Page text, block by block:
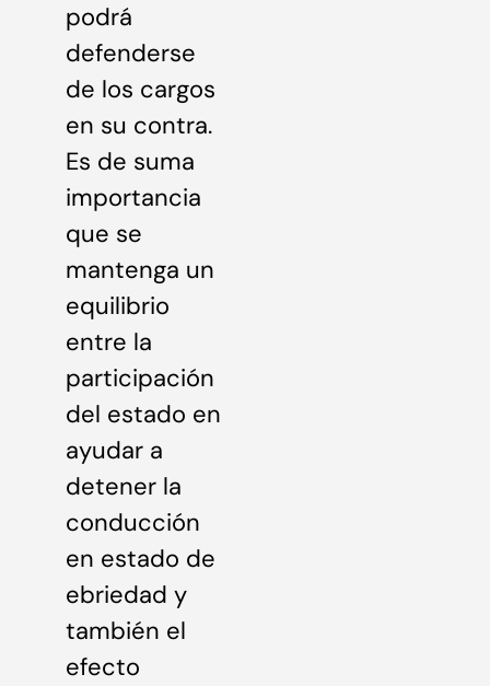
podrá
defenderse
de los cargos
en su contra.
Es de suma
importancia
que se
mantenga un
equilibrio
entre la
participación
del estado en
ayudar a
detener la
conducción
en estado de
ebriedad y
también el
efecto